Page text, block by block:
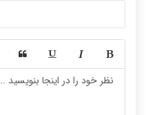
-
-